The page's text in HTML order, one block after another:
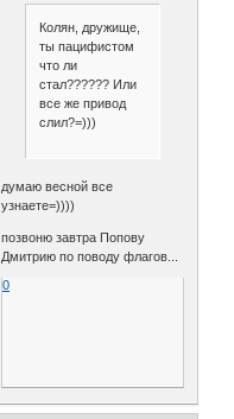
Колян, дружище,
ты пацифистом
что ли
стал?????? Или
все же привод
слил?=)))
думаю весной все
узнаете=))))
позвоню завтра Попову
Дмитрию по поводу флагов...
0